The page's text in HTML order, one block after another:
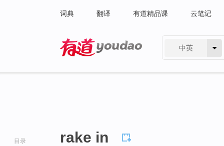
词典 翻译 有道精品课 云笔记
中英
目录 rake in